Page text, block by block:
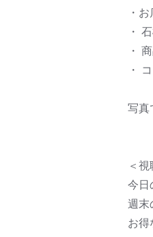
・
・
・
・
写真
＜
今日
週末
お得